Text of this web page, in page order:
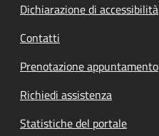
Dichiarazione di accessibilità
Contatti
Prenotazione appuntamento
Richiedi assistenza
Statistiche del portale